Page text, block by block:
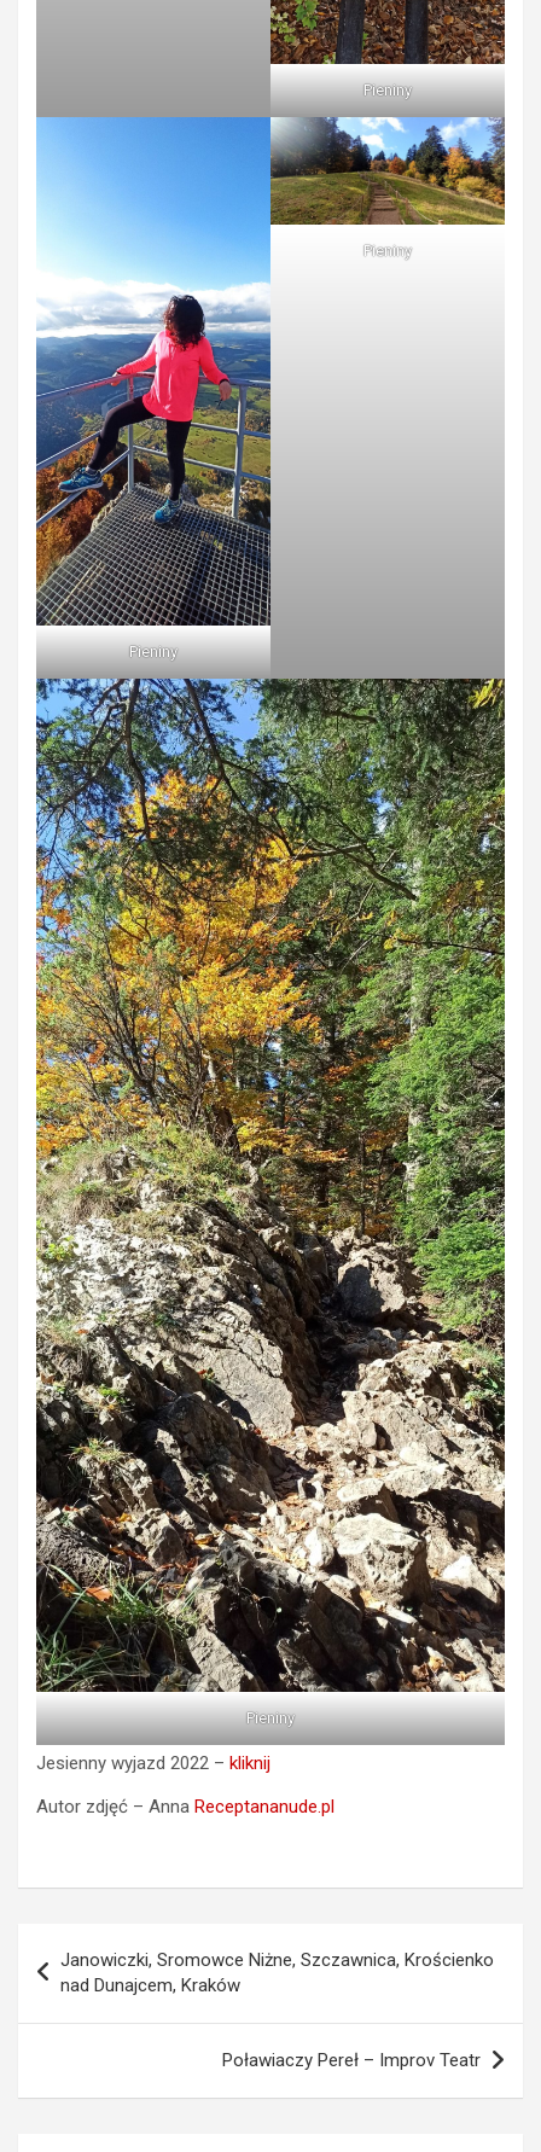
Pieniny
Pieniny
Pieniny
Pieniny
Jesienny wyjazd 2022 – kliknij
Autor zdjęć – Anna Receptananude.pl
wpisu
Janowiczki, Sromowce Niżne, Szczawnica, Krościenko
nad Dunajcem, Kraków
Poławiaczy Pereł – Improv Teatr